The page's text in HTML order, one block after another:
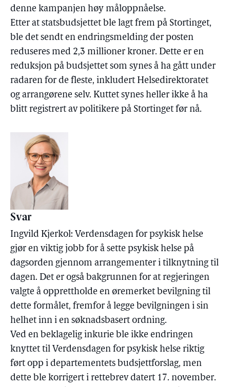
denne kampanjen høy måloppnåelse.
Etter at statsbudsjettet ble lagt frem på Stortinget,
ble det sendt en endringsmelding der posten
reduseres med 2,3 millioner kroner. Dette er en
reduksjon på budsjettet som synes å ha gått under
radaren for de fleste, inkludert Helsedirektoratet
og arrangørene selv. Kuttet synes heller ikke å ha
blitt registrert av politikere på Stortinget før nå.
Svar
Ingvild Kjerkol: Verdensdagen for psykisk helse
gjør en viktig jobb for å sette psykisk helse på
dagsorden gjennom arrangementer i tilknytning til
dagen. Det er også bakgrunnen for at regjeringen
valgte å opprettholde en øremerket bevilgning til
dette formålet, fremfor å legge bevilgningen i sin
helhet inn i en søknadsbasert ordning.
Ved en beklagelig inkurie ble ikke endringen
knyttet til Verdensdagen for psykisk helse riktig
ført opp i departementets budsjettforslag, men
dette ble korrigert i rettebrev datert 17. november.